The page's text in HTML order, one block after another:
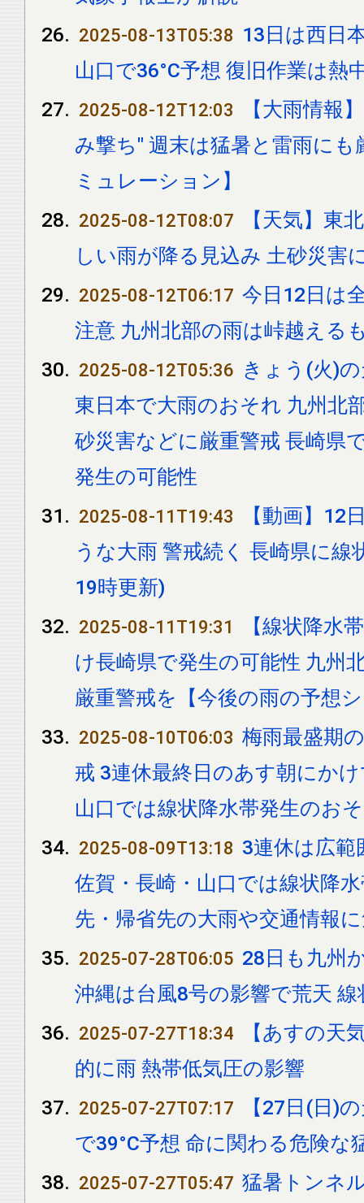
2025-08-13T05:38 13日は西日
山口で36°C予想 復旧作業は熱
2025-08-12T12:03
【大雨情報
み撃ち" 週末は猛暑と雷雨に
ミュレーション】
2025-08-12T08:07
【天気】東
しい雨が降る見込み 土砂災害
2025-08-12T06:17 今日12日は
注意 九州北部の雨は峠越える
2025-08-12T05:36 きょう(火)
東日本で大雨のおそれ 九州北
砂災害などに厳重警戒 長崎県
発生の可能性
2025-08-11T19:43
【動画】12
うな大雨 警戒続く 長崎県に線
19時更新)
2025-08-11T19:31
【線状降水
け長崎県で発生の可能性 九州
厳重警戒を【今後の雨の予想
2025-08-10T06:03 梅雨最盛期
戒 3連休最終日のあす朝にか
山口では線状降水帯発生のお
2025-08-09T13:18 3連休は広範
佐賀・長崎・山口では線状降
先・帰省先の大雨や交通情報
2025-07-28T06:05 28日も九州
沖縄は台風8号の影響で荒天
2025-07-27T18:34
【あすの天
的に雨 熱帯低気圧の影響
2025-07-27T07:17
【27日(日)
で39°C予想 命に関わる危険な
2025-07-27T05:47 猛暑トンネ